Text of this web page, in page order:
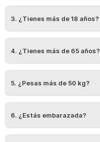
3. ¿Tienes más de 18 años?
4. ¿Tienes más de 65 años?
5. ¿Pesas más de 50 kg?
6. ¿Estás embarazada?